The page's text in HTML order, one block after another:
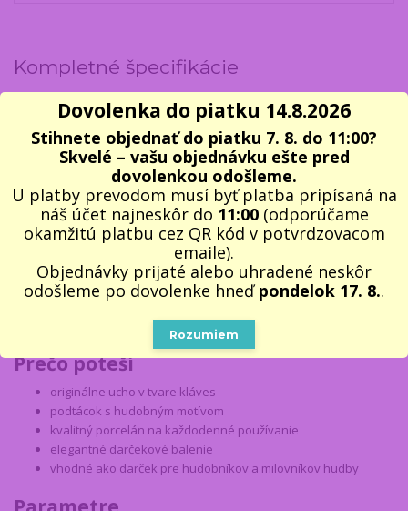
Kompletné špecifikácie
Začnite deň v rytme hudby
Tátoelegantná hudobná sadapoteší každého, kto miluje hudbu a
štýlové detaily. Sada spája praktickýhrnčeks originálnym dizajnom
a štýlový podtácok, ktorý podčiarkne lásku k hudbe.
Hrnček s originálnym uchom v tvare kláves klavíraprináša do
každodenného pitia kávy alebo čaju kreativitu a radosť. Silikónový
podtácok s motívom husľového kľúča
dodáva celej sade hudobný charakter.
Skvele sa hodí ako darček pre klaviristov, učiteľov hudby, študentov
aj všetkých, ktorí si chcú spríjemniť deň.
Prečo poteší
originálne ucho v tvare kláves
podtácok s hudobným motívom
kvalitný porcelán na každodenné používanie
elegantné darčekové balenie
vhodné ako darček pre hudobníkov a milovníkov hudby
Dovolenka do piatku 14.8.2026
Stihnete objednať do piatku 7. 8. do 11:00?
Skvelé – vašu objednávku ešte pred
dovolenkou odošleme.
U platby prevodom musí byť platba pripísaná na
náš účet najneskôr do 11:00(odporúčame
okamžitú platbu cez QR kód v potvrdzovacom
emaile).
Objednávky prijaté alebo uhradené neskôr
odošleme po dovolenke hneďpondelok 17. 8..
Rozumiem